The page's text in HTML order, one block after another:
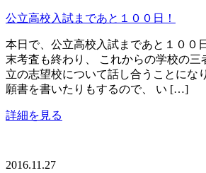
公立高校入試まであと１００日！
本日で、公立高校入試まであと１００
末考査も終わり、 これからの学校の三
立の志望校について話し合うことに
願書を書いたりもするので、 い […]
詳細を見る
2016.11.27